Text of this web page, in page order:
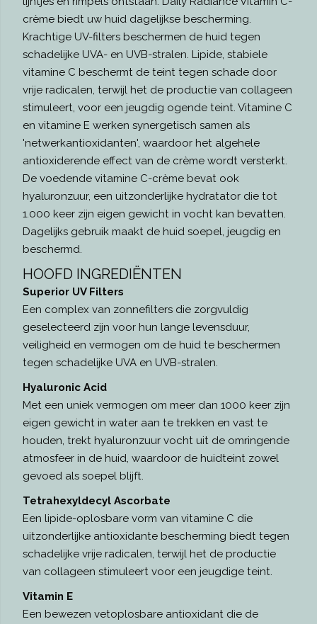
crème biedt uw huid dagelijkse bescherming.
Krachtige UV-filters beschermen de huid tegen
schadelijke UVA- en UVB-stralen. Lipide, stabiele
vitamine C beschermt de teint tegen schade door
vrije radicalen, terwijl het de productie van collageen
stimuleert, voor een jeugdig ogende teint. Vitamine C
en vitamine E werken synergetisch samen als
'netwerkantioxidanten', waardoor het algehele
antioxiderende effect van de crème wordt versterkt.
De voedende vitamine C-crème bevat ook
hyaluronzuur, een uitzonderlijke hydratator die tot
1.000 keer zijn eigen gewicht in vocht kan bevatten.
Dagelijks gebruik maakt de huid soepel, jeugdig en
beschermd.
HOOFD INGREDIËNTEN
Superior UV Filters
Een complex van zonnefilters die zorgvuldig
geselecteerd zijn voor hun lange levensduur,
veiligheid en vermogen om de huid te beschermen
tegen schadelijke UVA en UVB-stralen.
Hyaluronic Acid
Met een uniek vermogen om meer dan 1000 keer zijn
eigen gewicht in water aan te trekken en vast te
houden, trekt hyaluronzuur vocht uit de omringende
atmosfeer in de huid, waardoor de huidteint zowel
gevoed als soepel blijft.
Tetrahexyldecyl Ascorbate
Een lipide-oplosbare vorm van vitamine C die
uitzonderlijke antioxidante bescherming biedt tegen
schadelijke vrije radicalen, terwijl het de productie
van collageen stimuleert voor een jeugdige teint.
Vitamin E
Een bewezen vetoplosbare antioxidant die de